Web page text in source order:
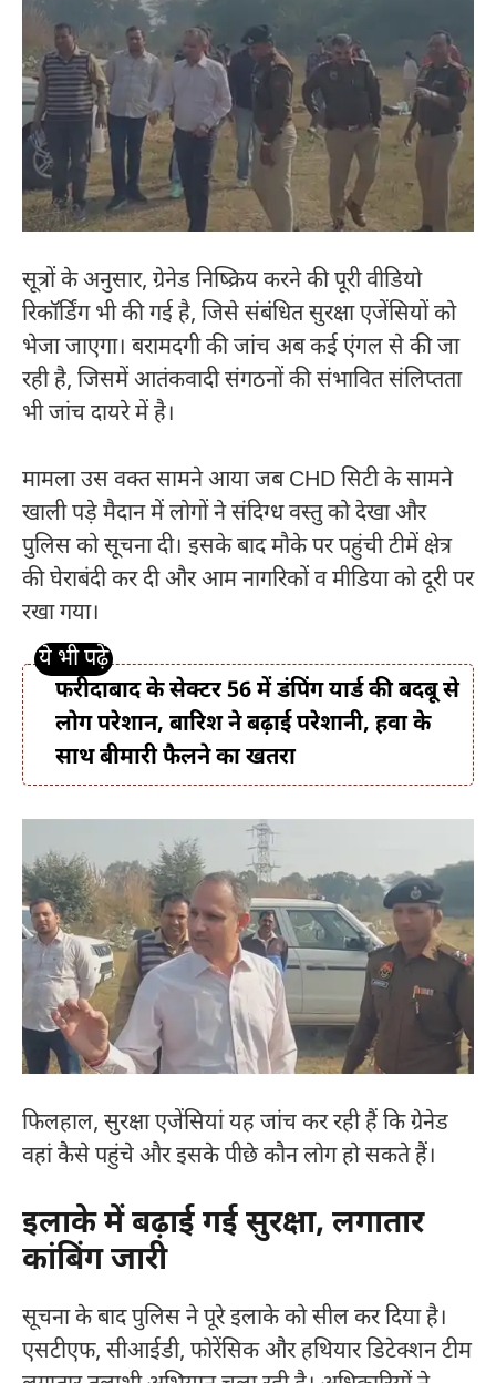
सूत्रों के अनुसार, ग्रेनेड निष्क्रिय करने की पूरी वीडियो
रिकॉर्डिंग भी की गई है, जिसे संबंधित सुरक्षा एजेंसियों को
भेजा जाएगा। बरामदगी की जांच अब कई एंगल से की जा
रही है, जिसमें आतंकवादी संगठनों की संभावित संलिप्तता
भी जांच दायरे में है।
मामला उस वक्त सामने आया जब CHD सिटी के सामने
खाली पड़े मैदान में लोगों ने संदिग्ध वस्तु को देखा और
पुलिस को सूचना दी। इसके बाद मौके पर पहुंची टीमें क्षेत्र
की घेराबंदी कर दी और आम नागरिकों व मीडिया को दूरी पर
रखा गया।
फरीदाबाद के सेक्टर 56 में डंपिंग यार्ड की बदबू से
लोग परेशान, बारिश ने बढ़ाई परेशानी, हवा के
साथ बीमारी फैलने का खतरा
फिलहाल, सुरक्षा एजेंसियां यह जांच कर रही हैं कि ग्रेनेड
वहां कैसे पहुंचे और इसके पीछे कौन लोग हो सकते हैं।
इलाके में बढ़ाई गई सुरक्षा, लगातार
कांबिंग जारी
सूचना के बाद पुलिस ने पूरे इलाके को सील कर दिया है।
एसटीएफ, सीआईडी, फोरेंसिक और हथियार डिटेक्शन टीम